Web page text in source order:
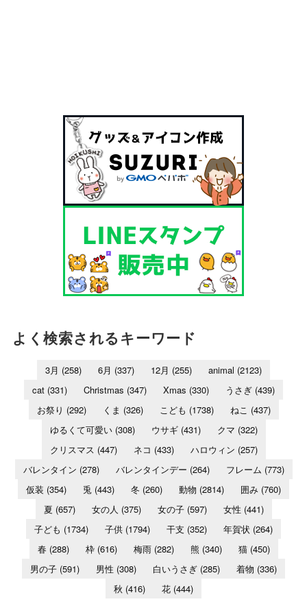
よく検索されるキーワード
3月 (258) 6月 (337) 12月 (255) animal (2123)
cat (331) Christmas (347) Xmas (330) うさぎ (439)
お祭り (292) くま (326) こども (1738) ねこ (437)
ゆるくて可愛い(308) ウサギ(431) クマ (322)
クリスマス (447) ネコ (433) ハロウィン (257)
バレンタイン (278) バレンタインデー (264) フレーム (773)
仮装 (354) 兎 (443) 冬 (260) 動物 (2814) 囲み (760)
夏 (657) 女の人 (375) 女の子(597) 女性 (441)
子ども (1734) 子供 (1794) 干支 (352) 年賀状 (264)
春(288) 枠(616) 梅雨(282) 熊 (340) 猫(450)
男の子 (591) 男性 (308) 白いうさぎ (285) 着物 (336)
秋 (416) 花 (444)